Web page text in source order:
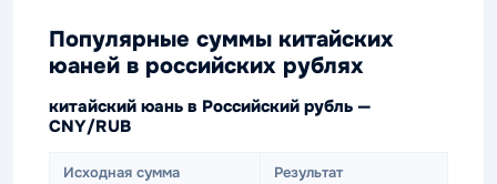
Популярные суммы китайских
юаней в российских рублях
китайский юань в Российский рубль —
CNY/RUB
Исходная сумма Результат